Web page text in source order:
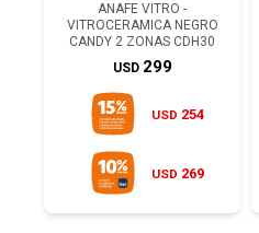
ANAFE VITRO -
VITROCERAMICA NEGRO
CANDY 2 ZONAS CDH30
USD 299
USD 254
USD 269